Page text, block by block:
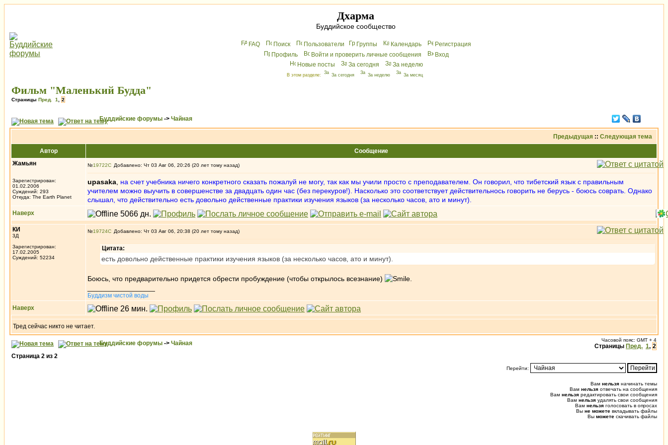
Дхарма
Буддийское сообщество
FAQ Поиск Пользователи Группы Календарь
Peгиcтрaция
Профиль
Войти и проверить личные сообщения
Вхoд
Новые посты
За сегодня За неделю
В этом разделе: За сегодня За неделю За месяц
Фильм "Маленький Будда"
Страницы Пред. 1 2
Буддийские форумы -> Чайная
Предыдущая :: Следующая тема
Автор
Сообщение
Жамьян
Зарегистрирован:
01.02.2006
Суждений: 293
Откуда: The Earth Planet
№19722 Добавлено: Чт 03 Авг 06, 20:26 (20 лет тому назад)
upasaka на счет учебника ничего конкретного сказать пожалуй не могу, так как мы учили просто с преподавателем. Он говорил, что тибетский язык с правильным
учителем можно выучить в совершенстве за двадцать один час (без перекуров!). Насколько это соответствует действительнось говорить не берусь - боюсь соврать. Однако
слышал, что действительно есть довольно действенные практики изучения языков (за несколько часов, ато и минут).
Наверх
КИ
3Д
Зарегистрирован:
17.02.2005
Суждений: 52234
№19724 Добавлено: Чт 03 Авг 06, 20:38 (20 лет тому назад)
Цитата:
есть довольно действенные практики изучения языков (за несколько часов, ато и минут).
Боюсь, что предварительно придется обрести пробуждение (чтобы открылось всезнание)
Буддизм чистой воды
Наверх
Тред сейчас никто не читает.
Буддийские форумы -> Чайная Часовой пояс: GMT + 4
Страницы Пред. 1, 2
Страница 2 из 2
Перейти:
Вам нельзя начинать темы
Вам нельзя отвечать на сообщения
Вам нельзя редактировать свои сообщения
Вам нельзя удалять свои сообщения
Вам нельзя голосовать в опросах
Вы не можете вкладывать файлы
Вы можете скачивать файлы